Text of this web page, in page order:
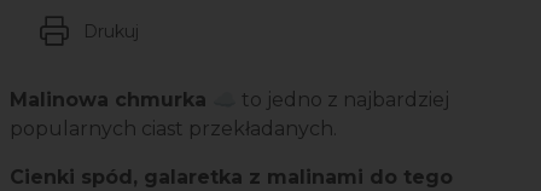
Drukuj
Malinowa chmurka ☁️
to jedno z najbardziej
popularnych ciast przekładanych.
Cienki spód, galaretka z malinami do tego